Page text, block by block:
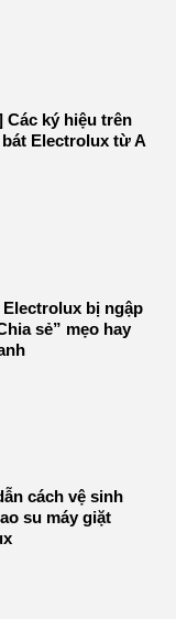
Các ký hiệu trên
Electrolux từ A
Electrolux bị ngập
sẻ” mẹo hay
cách vệ sinh
su máy giặt